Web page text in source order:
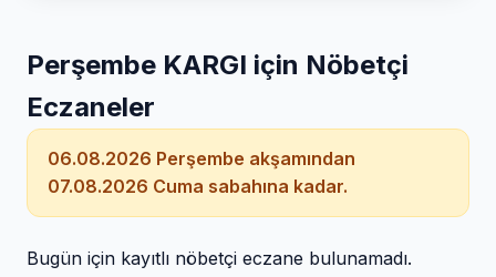
Perşembe KARGI için Nöbetçi
Eczaneler
06.08.2026 Perşembe akşamından
07.08.2026 Cuma sabahına kadar.
Bugün için kayıtlı nöbetçi eczane bulunamadı.